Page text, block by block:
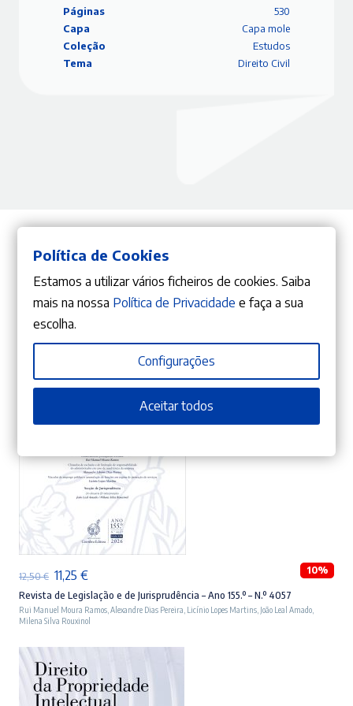
Páginas
530
Capa
Capa mole
Coleção
Estudos
Tema
Direito Civil
Do mesmo Autor
12,50€ O
preço
original
12,50 €.
11,25 €O
preço
atual
10%
Revista de Legislação e de Jurisprudência – Ano 155.º – N.º 4057
Rui Manuel Moura Ramos Alexandre Dias Pereira Licínio Lopes Martins João Leal Amado
Milena Silva Rouxinol
Política de Cookies
Estamos a utilizar vários ficheiros de cookies. Saiba
mais na nossa Política de Privacidade e faça a sua
escolha.
Configurações
Aceitar todos